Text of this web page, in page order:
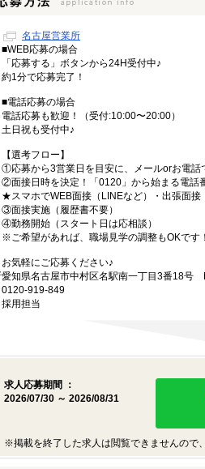
名古屋営業所
■WEB応募の場合
「応募する」ボタンから24H受付中♪
約1分で応募完了！
■電話応募の場合
電話応募も歓迎！（受付:10:00〜20:00）
土日祝も受付中♪
【選考フロー】
①応募から3営業日を目安に、メールorお電話
②面接日時を決定！「0120」から始まる電話
★スマホでWEB面接（LINEなど）・出張面接
③面接実施（履歴書不要）
④勤務開始（スタート日は応相談）
※ご希望があれば、職場見学の調整もOKです！
お気軽にご応募ください♪
愛知県名古屋市中村区名駅南一丁目3番18号
0120-919-849
採用担当
求人応募期間 ：
2026/07/30 ～ 2026/08/31
※掲載を終了した求人は閲覧できませんので